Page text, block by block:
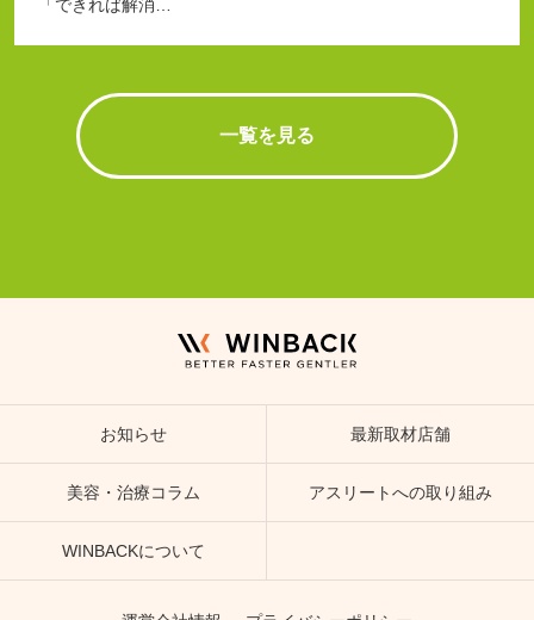
「できれば解消…
一覧を見る
お知らせ 最新取材店舗
美容・治療コラム アスリートへの取り組み
WINBACKについて